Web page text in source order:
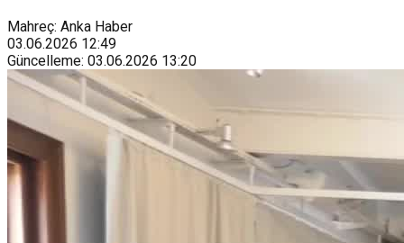
Mahreç: Anka Haber
03.06.2026 12:49
Güncelleme: 03.06.2026 13:20